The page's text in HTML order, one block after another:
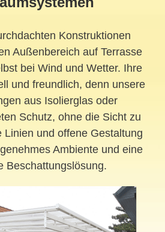
Konstruktionen
Außenbereich auf Terrasse
bei Wind und Wetter. Ihre
und freundlich, denn unsere
aus Isolierglas oder
Schutz, ohne die Sicht zu
Linien und offene Gestaltung
Ambiente und eine
Beschattungslösung.